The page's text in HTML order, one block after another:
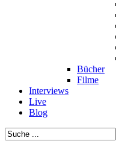
Bücher
Filme
Interviews
Live
Blog